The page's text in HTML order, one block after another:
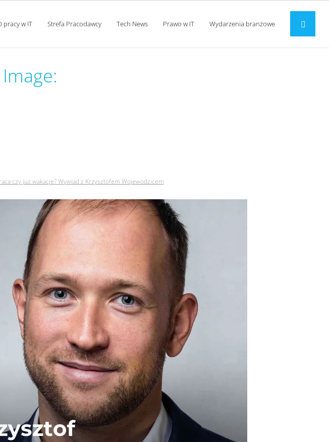
pracy w IT Strefa Pracodawcy Tech News Prawo w IT Wydarzenia branżowe
czy już wakacje? Wywiad z Krzysztofem Wojewodzicem